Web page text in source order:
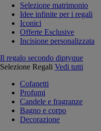
Selezione matrimonio
Idee infinite per i regali
Iconici
Offerte Esclusive
Incisione personalizzata
Il regalo secondo diptyque
Selezione Regali Vedi tutti
Cofanetti
Profumi
Candele e fragranze
Bagno e corpo
Decorazione